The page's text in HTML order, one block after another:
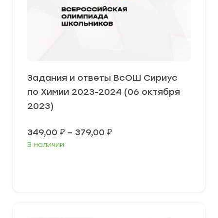
Задания и ответы ВсОШ Сириус
по Химии 2023-2024 (06 октября
2023)
349,00 ₽ – 379,00 ₽Диапазон
В наличии